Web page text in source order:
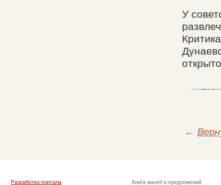
У
←
Разработка портала
Книга жалоб и предложений